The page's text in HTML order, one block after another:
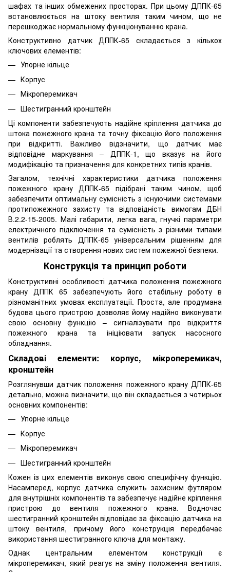
шафах та інших обмежених просторах. При цьому ДППК-65
встановлюється на штоку вентиля таким чином, що не
перешкоджає нормальному функціонуванню крана.
Конструктивно датчик ДППК-65 складається з кількох
ключових елементів:
Упорне кільце
Корпус
Мікроперемикач
Шестигранний кронштейн
Ці компоненти забезпечують надійне кріплення датчика до
штока пожежного крана та точну фіксацію його положення
при відкритті. Важливо відзначити, що датчик має
відповідне маркування – ДППК-1, що вказує на його
модифікацію та призначення для конкретних типів кранів.
Загалом, технічні характеристики датчика положення
пожежного крану ДППК-65 підібрані таким чином, щоб
забезпечити оптимальну сумісність з існуючими системами
протипожежного захисту та відповідність вимогам ДБН
В.2.2-15-2005. Малі габарити, легка вага, гнучкі параметри
електричного підключення та сумісність з різними типами
вентилів роблять ДППК-65 універсальним рішенням для
модернізації та створення нових систем пожежної безпеки.
Конструкція та принцип роботи
Конструктивні особливості датчика положення пожежного
крану ДППК 65 забезпечують його стабільну роботу в
різноманітних умовах експлуатації. Проста, але продумана
будова цього пристрою дозволяє йому надійно виконувати
свою основну функцію – сигналізувати про відкриття
пожежного крана та ініціювати запуск насосного
обладнання.
Складові елементи: корпус, мікроперемикач,
кронштейн
Розглянувши датчик положення пожежного крану ДППК-65
детально, можна визначити, що він складається з чотирьох
основних компонентів:
Упорне кільце
Корпус
Мікроперемикач
Шестигранний кронштейн
Кожен із цих елементів виконує свою специфічну функцію.
Насамперед, корпус датчика служить захисним футляром
для внутрішніх компонентів та забезпечує надійне кріплення
пристрою до вентиля пожежного крана. Водночас
шестигранний кронштейн відповідає за фіксацію датчика на
штоку вентиля, причому його конструкція передбачає
використання шестигранного ключа для монтажу.
Однак центральним елементом конструкції є
мікроперемикач, який реагує на зміну положення вентиля.